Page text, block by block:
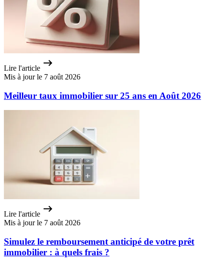
Lire l'article
Mis à jour le 7 août 2026
Meilleur taux immobilier sur 25 ans en Août 2026
Lire l'article
Mis à jour le 7 août 2026
Simulez le remboursement anticipé de votre prêt
immobilier : à quels frais ?